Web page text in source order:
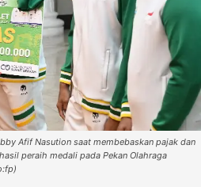
Afif Nasution saat membebaskan pajak dan
peraih medali pada Pekan Olahraga